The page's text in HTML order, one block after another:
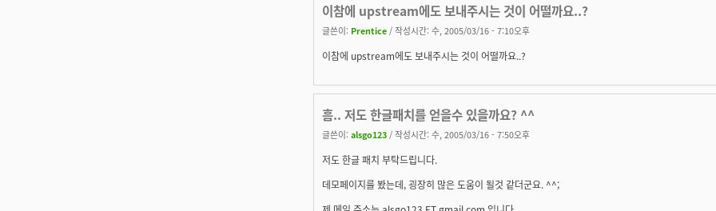
이참에 upstream에도 보내주시는 것이 어떨까요..?
글쓴이: Prentice / 작성시간: 수, 2005/03/16 - 7:10오후
이참에 upstream에도 보내주시는 것이 어떨까요..?
흠.. 저도 한글패치를 얻을수 있을까요? ^^
글쓴이: alsgo123 / 작성시간: 수, 2005/03/16 - 7:50오후
저도 한글 패치 부탁드립니다.
데모페이지를 봤는데, 굉장히 많은 도움이 될것 같더군요. ^^;